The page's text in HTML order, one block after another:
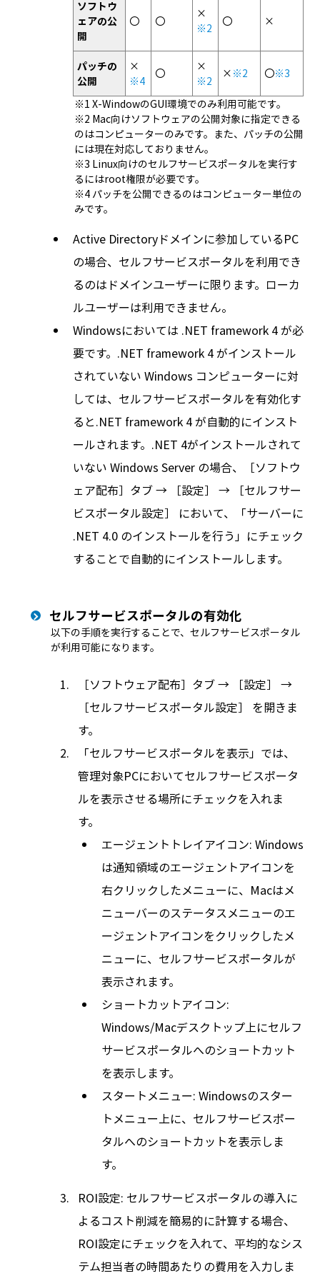
ソフトウ
ェアの公
開
〇 〇
×
※2
〇 ×
パッチの
公開
×
※4
〇
×
※2
× ※2 〇※3
※1 X-WindowのGUI環境でのみ利用可能です。
※2 Mac向けソフトウェアの公開対象に指定できる
のはコンピューターのみです。また、パッチの公開
には現在対応しておりません。
※3 Linux向けのセルフサービスポータルを実行す
るにはroot権限が必要です。
※4 パッチを公開できるのはコンピューター単位の
みです。
Active Directoryドメインに参加しているPC
の場合、セルフサービスポータルを利用でき
るのはドメインユーザーに限ります。ローカ
ルユーザーは利用できません。
Windowsにおいては .NET framework 4 が必
要です。.NET framework 4 がインストール
されていない Windows コンピューターに対
しては、セルフサービスポータルを有効化す
ると.NET framework 4 が自動的にインスト
ールされます。.NET 4がインストールされて
いない Windows Server の場合、［ソフトウ
ェア配布］タブ → ［設定］ → ［セルフサー
ビスポータル設定］ において、「サーバーに
.NET 4.0 のインストールを行う」にチェック
することで自動的にインストールします。
セルフサービスポータルの有効化
以下の手順を実行することで、セルフサービスポータル
が利用可能になります。
［ソフトウェア配布］タブ → ［設定］ →
［セルフサービスポータル設定］ を開きま
す。
「セルフサービスポータルを表示」では、
管理対象PCにおいてセルフサービスポータ
ルを表示させる場所にチェックを入れま
す。
エージェントトレイアイコン: Windows
は通知領域のエージェントアイコンを
右クリックしたメニューに、Macはメ
ニューバーのステータスメニューのエ
ージェントアイコンをクリックしたメ
ニューに、セルフサービスポータルが
表示されます。
ショートカットアイコン:
Windows/Macデスクトップ上にセルフ
サービスポータルへのショートカット
を表示します。
スタートメニュー: Windowsのスター
トメニュー上に、セルフサービスポー
タルへのショートカットを表示しま
す。
ROI設定: セルフサービスポータルの導入に
よるコスト削減を簡易的に計算する場合、
ROI設定にチェックを入れて、平均的なシス
テム担当者の時間あたりの費用を入力しま